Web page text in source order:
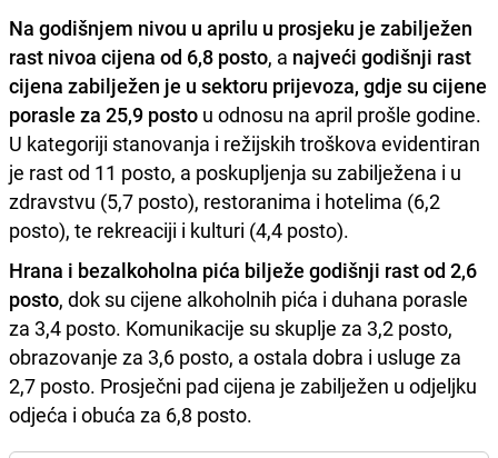
Na godišnjem nivou u aprilu u prosjeku je zabilježen
rast nivoa cijena od 6,8 posto, a najveći godišnji rast
cijena zabilježen je u sektoru prijevoza, gdje su cijene
porasle za 25,9 posto u odnosu na april prošle godine.
U kategoriji stanovanja i režijskih troškova evidentiran
je rast od 11 posto, a poskupljenja su zabilježena i u
zdravstvu (5,7 posto), restoranima i hotelima (6,2
posto), te rekreaciji i kulturi (4,4 posto).
Hrana i bezalkoholna pića bilježe godišnji rast od 2,6
posto, dok su cijene alkoholnih pića i duhana porasle
za 3,4 posto. Komunikacije su skuplje za 3,2 posto,
obrazovanje za 3,6 posto, a ostala dobra i usluge za
2,7 posto. Prosječni pad cijena je zabilježen u odjeljku
odjeća i obuća za 6,8 posto.